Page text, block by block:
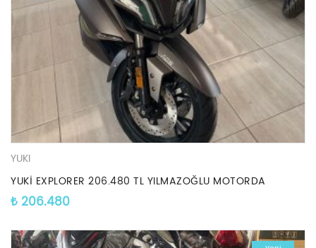
YUKI
YUKİ EXPLORER 206.480 TL YILMAZOĞLU MOTORDA
₺ 206.480